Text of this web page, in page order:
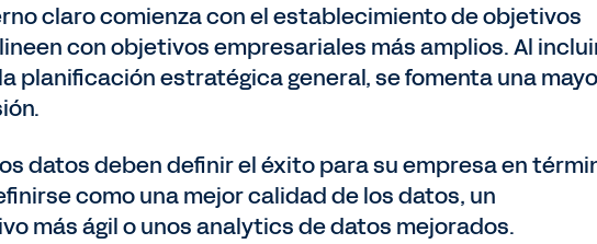
claro comienza con el establecimiento de objetivos
con objetivos empresariales más amplios. Al
planificación estratégica general, se fomenta una
datos deben definir el éxito para su empresa en
como una mejor calidad de los datos, un
más ágil o unos analytics de datos mejorados.